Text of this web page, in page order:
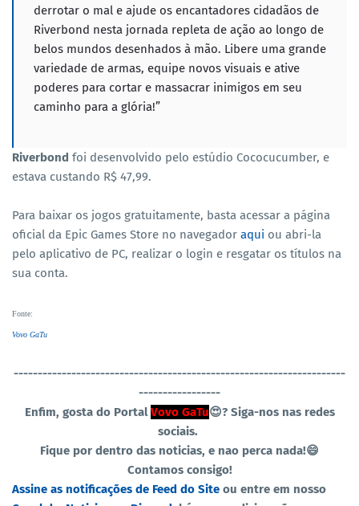
derrotar o mal e ajude os encantadores cidadãos de
Riverbond nesta jornada repleta de ação ao longo de
belos mundos desenhados à mão. Libere uma grande
variedade de armas, equipe novos visuais e ative
poderes para cortar e massacrar inimigos em seu
caminho para a glória!”
Riverbond foi desenvolvido pelo estúdio Cococucumber, e
estava custando R$ 47,99.
Para baixar os jogos gratuitamente, basta acessar a página
oficial da Epic Games Store no navegador aqui ou abri-la
pelo aplicativo de PC, realizar o login e resgatar os títulos na
sua conta.
Fonte:
Vovo GaTu
---------------------------------------------------------------------
-----------------
Enfim, gosta do PortalVovo GaTu😍? Siga-nos nas redes
sociais.
Fique por dentro das noticias, e nao perca nada!😄
Contamos consigo!
Assine as notificações de Feed do Site ou entre em nosso